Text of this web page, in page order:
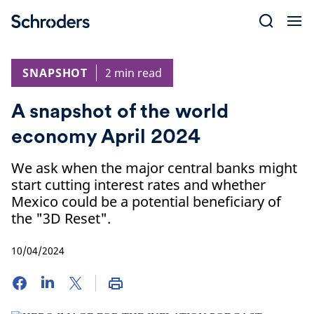
SNAPSHOT
2 min read
A snapshot of the world
economy April 2024
We ask when the major central banks might
start cutting interest rates and whether
Mexico could be a potential beneficiary of
the "3D Reset".
10/04/2024